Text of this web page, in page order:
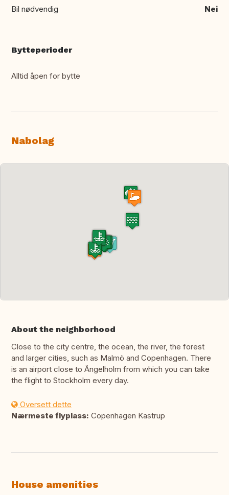
Bil nødvendig Nei
Bytteperioder
Alltid åpen for bytte
Nabolag
About the neighborhood
Close to the city centre, the ocean, the river, the forest
and larger cities, such as Malmö and Copenhagen. There
is an airport close to Ängelholm from which you can take
the flight to Stockholm every day.
Oversett dette
Nærmeste flyplass: Copenhagen Kastrup
House amenities